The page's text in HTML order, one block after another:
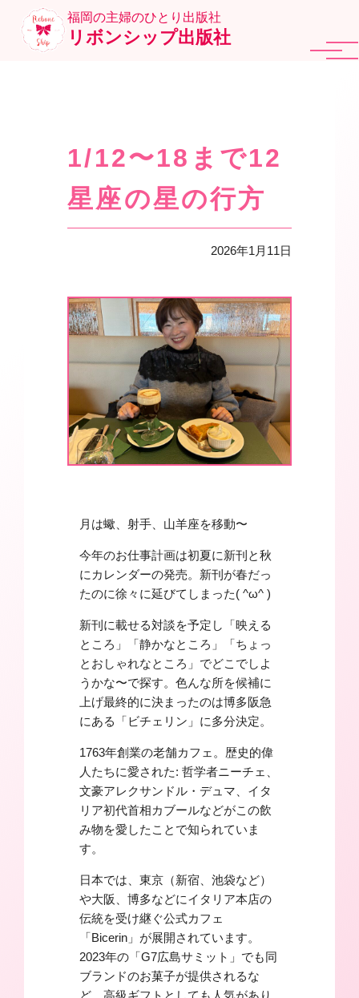
福岡の主婦のひとり出版社
リボンシップ出版社
1/12〜18まで12
星座の星の行方
2026年1月11日
月は蠍、射手、山羊座を移動〜
今年のお仕事計画は初夏に新刊と秋
にカレンダーの発売。新刊が春だっ
たのに徐々に延びてしまった( ^ω^ )
新刊に載せる対談を予定し「映える
ところ」「静かなところ」「ちょっ
とおしゃれなところ」でどこでしよ
うかな〜で探す。色んな所を候補に
上げ最終的に決まったのは博多阪急
にある「ビチェリン」に多分決定。
1763年創業の老舗カフェ。 歴史的偉
人たちに愛された: 哲学者ニーチェ、
文豪アレクサンドル・デュマ、イタ
リア初代首相カブールなどがこの飲
み物を愛したことで知られていま
す。
日本では、東京（新宿、池袋など）
や大阪、博多などにイタリア本店の
伝統を受け継ぐ公式カフェ
「Bicerin」 が展開されています。
2023年の「G7広島サミット」でも同
ブランドのお菓子が提供されるな